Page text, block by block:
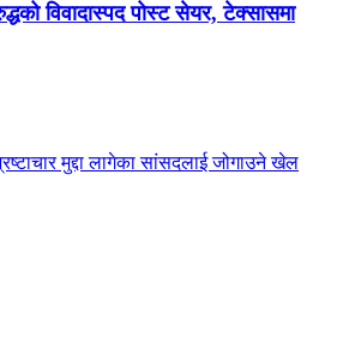
विवादास्पद पोस्ट सेयर, टेक्सासमा